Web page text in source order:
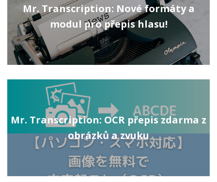
Mr. Transcription: Nové formáty a
modul pro přepis hlasu!
Mr. Transcription: OCR přepis zdarma z
obrázků a zvuku